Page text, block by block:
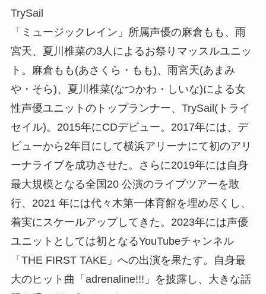
TrySail
「ミュージックレイン」所属声優の麻倉もも、雨
宮天、夏川椎菜の3人によるお祭りマッスルユニッ
ト。麻倉もも(あさくら・もも)、雨宮天(あまみ
や・そら)、夏川椎菜(なつかわ・しいな)による女
性声優ユニットのトップランナー、TrySail(トライ
セイル)。2015年にCDデビュー。2017年には、デ
ビューから2年目にして横浜アリーナにて初のアリ
ーナライブを成功させた。さらに2019年には自身
最大規模となる全国20 公演のライブツアーを敢
行、2021 年には代々木第一体育館を埋め尽くし、
着実にスケールアップしてきた。2023年には声優
ユニットとしては初となるYouTubeチャンネル
「THE FIRST TAKE」への出演を果たす。自身最
大のヒット曲「adrenaline!!!」を披露し、大きな話